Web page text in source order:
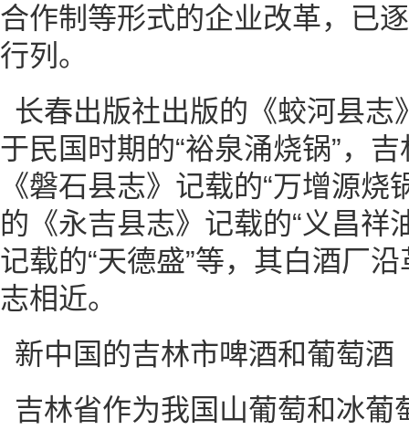
合作制等形式的企业改革，已
行列。
长春出版社出版的《蛟河县志
于民国时期的“裕泉涌烧锅”，
《磐石县志》记载的“万增源烧
的《永吉县志》记载的“义昌祥
记载的“天德盛”等，其白酒厂
志相近。
新中国的吉林市啤酒和葡萄酒
吉林省作为我国山葡萄和冰葡